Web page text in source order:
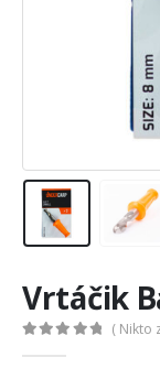
Vrtáčik
( Nikto